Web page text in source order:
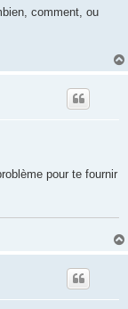
comment, ou
pour te fournir